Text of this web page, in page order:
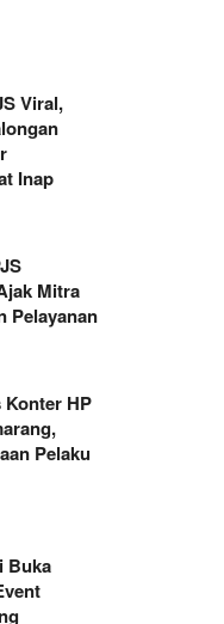
Viral,
Inap
Mitra
Pelayanan
HP
Pelaku
Buka